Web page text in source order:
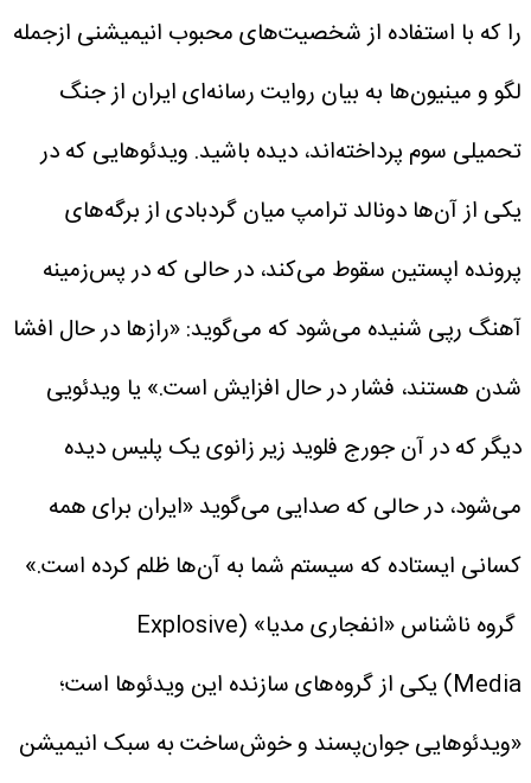
را که با استفاده از شخصیت‌های محبوب انیمیشنی ازجمله
لگو و مینیون‌ها به بیان روایت رسانه‌ای ایران از جنگ
تحمیلی سوم پرداخته‌اند، دیده‌ باشید. ویدئوهایی که در
یکی از آن‌ها دونالد ترامپ میان گردبادی از برگه‌های
پرونده اپستین سقوط می‌کند، در حالی که در پس‌زمینه
آهنگ رپی شنیده می‌شود که می‌گوید: «رازها در حال افشا
شدن‌ هستند، فشار در حال افزایش است.» یا ویدئویی
دیگر که در آن جورج فلوید زیر زانوی یک پلیس دیده
می‌شود، در حالی که صدایی می‌گوید «ایران برای همه
کسانی ایستاده که سیستم شما به آن‌ها ظلم کرده است.»
گروه ناشناس «انفجاری مدیا» (Explosive
Media) یکی از گروه‌های سازنده این ویدئوها است؛
«ویدئوهایی جوان‌پسند و خوش‌ساخت به سبک انیمیشن